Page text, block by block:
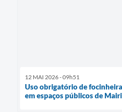
12 MAI 2026 - 09h51
Uso obrigatório de
em espaços públicos de